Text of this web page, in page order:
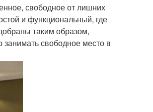
свободное от лишних
и функциональный, где
таким образом,
свободное место в